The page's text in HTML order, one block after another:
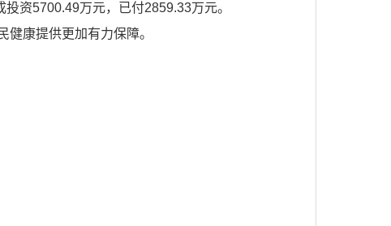
资5700.49万元，已付2859.33万元。
康提供更加有力保障。